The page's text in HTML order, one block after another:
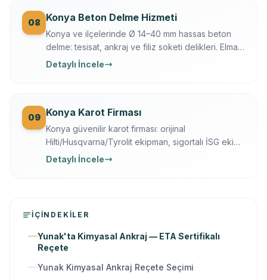
08 Konya Beton Delme Hizmeti
Konya ve ilçelerinde Ø 14–40 mm hassas beton
delme: tesisat, ankraj ve filiz soketi delikleri. Elmas
karot + darbeli teknik, Ferroscan ile donatı
Detaylı İncele
09 Konya Karot Firması
Konya güvenilir karot firması: orijinal
Hilti/Husqvarna/Tyrolit ekipman, sigortalı İSG ekip,
yazılı garanti, 7/24 ücretsiz keşif. Karot delme,
Detaylı İncele
İÇINDEKILER
Yunak'ta Kimyasal Ankraj — ETA Sertifikalı
Reçete
Yunak Kimyasal Ankraj Reçete Seçimi